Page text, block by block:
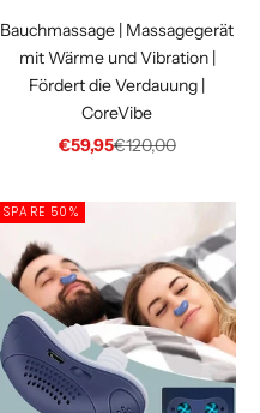
Bauchmassage | Massagegerät
mit Wärme und Vibration |
Fördert die Verdauung |
CoreVibe
Angebot
€59,95Regulärer Preis
€120,00
SPARE 50%